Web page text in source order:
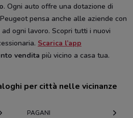
. Ogni auto offre una dotazione di
pensa anche alle aziende con
ogni lavoro. Scopri tutti i nuovi
Scarica l’app
vendita più vicino a casa tua.
per città nelle vicinanze
PAGANI